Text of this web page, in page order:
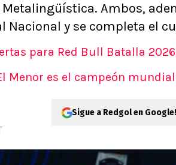
Ambos,
Nacional y se completa el
para Red Bull Batalla
Menor es el campeón
Sigue a Redgol en Google!